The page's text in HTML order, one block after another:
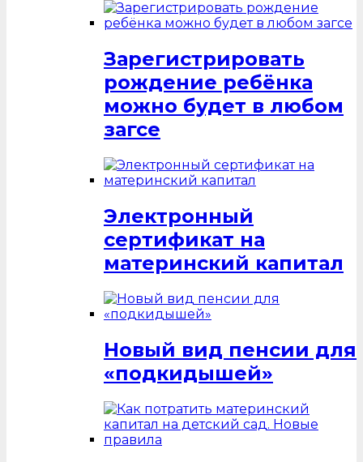
Зарегистрировать
рождение ребёнка
можно будет в любом
загсе
Электронный
сертификат на
материнский капитал
Новый вид пенсии для
«подкидышей»